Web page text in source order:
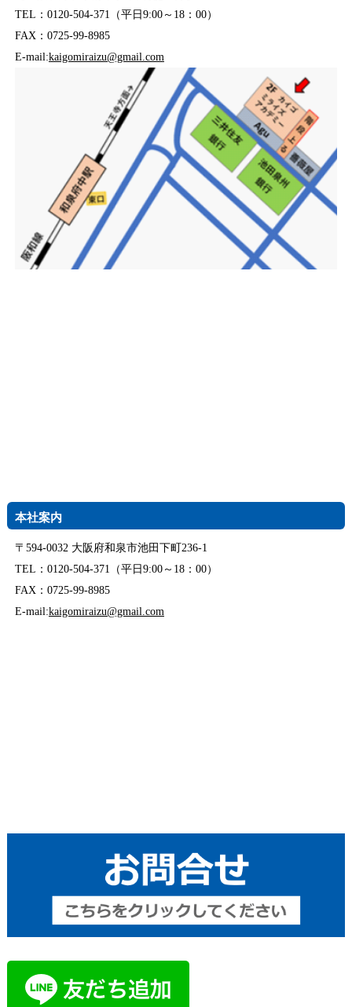
TEL：0120-504-371（平日9:00～18：00）
FAX：0725-99-8985
E-mail:kaigomiraizu@gmail.com
本社案内
〒594-0032 大阪府和泉市池田下町236-1
TEL：0120-504-371（平日9:00～18：00）
FAX：0725-99-8985
E-mail:kaigomiraizu@gmail.com